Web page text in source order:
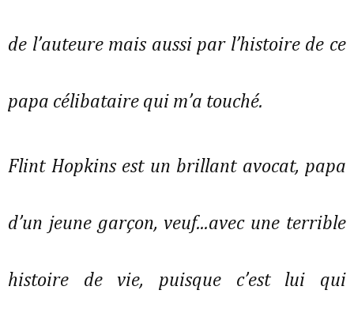
de l’auteure mais aussi par l’histoire de ce
papa célibataire qui m’a touché.
Flint Hopkins est un brillant avocat, papa
d’un jeune garçon, veuf...avec une terrible
histoire de vie, puisque c’est lui qui